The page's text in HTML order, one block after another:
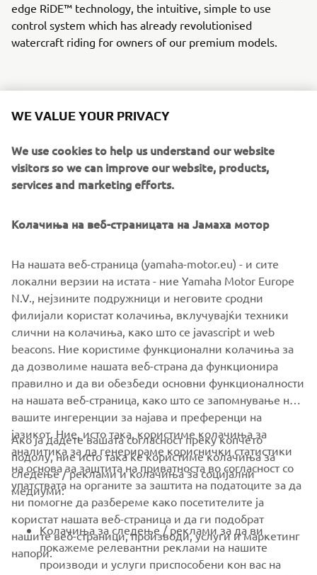
edge RiDE™ technology, the intuitive, simple to use
control system which has already revolutionised
watercraft riding for owners of our premium models.
Last but not least, the unique and legendary SuperJet
stand-up machine, is exclusively for competition use, and
is as much in demand as ever will come in the same color
CORPORATE
FOR BUSINESS
MORE YAMAHA
WE VALUE YOUR PRIVACY
We use cookies to help us understand our website
visitors so we can improve our website, products,
services and marketing efforts.
Колачиња на веб-страницата на Јамаха мотор
На нашата веб-страница (yamaha-motor.eu) - и сите
локални верзии на истата - ние Yamaha Motor Europe
N.V., нејзините подружници и неговите сродни
филијали користат колачиња, вклучувајќи техники
слични на колачиња, како што се javascript и web
beacons. Ние користиме функционални колачиња за
да дозволиме нашата веб-страна да функционира
правилно и да ви обезбеди основни функционалности
на нашата веб-страница, како што се запомнување на
вашите ингеренции за најава и преференци на
јазикот. Ние, исто така, користиме колачиња за
аналитика за да генерираме кориснички статистики
на основа за заштита на приватноста во согласност со
упатствата на органите за заштита на податоците за да
ни помогне да разбереме како посетителите ја
користат нашата веб-страница и да ги подобрат
нашите веб-страници, производи, услуги и маркетинг
напори.
Ако ја дадете вашата согласност преку копчето
подолу, ние исто така ќе користиме колачиња за
следење / реклами и колачиња за социјални
медиуми:
Колачиња за следење / реклами за да ви
покажеме релевантни реклами на нашите
производи и услуги приспособени кон вас на